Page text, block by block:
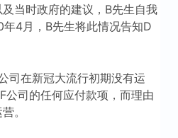
当时政府的建议，B先生自我
4月，B先生将此情况告知D
司在新冠大流行初期没有运
公司的任何应付款项，而理由
。